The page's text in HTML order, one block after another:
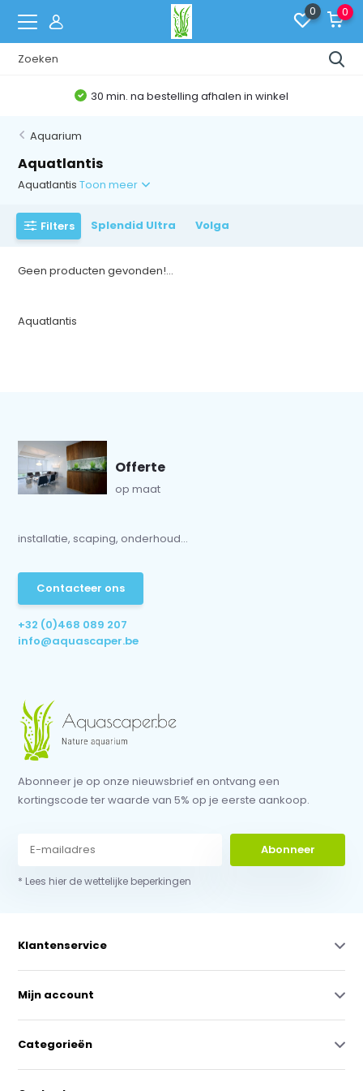
0 0
30 min. na bestelling afhalen in winkel
Aquarium
Aquatlantis
AquatlantisToon meer
Filters Splendid Ultra Volga
Geen producten gevonden!...
Aquatlantis
Offerte
op maat
installatie, scaping, onderhoud...
Contacteer ons
+32 (0)468 089 207
info@aquascaper.be
Abonneer je op onze nieuwsbrief en ontvang een
kortingscode ter waarde van 5% op je eerste aankoop.
Abonneer
* Lees hier de wettelijke beperkingen
Klantenservice
Mijn account
Categorieën